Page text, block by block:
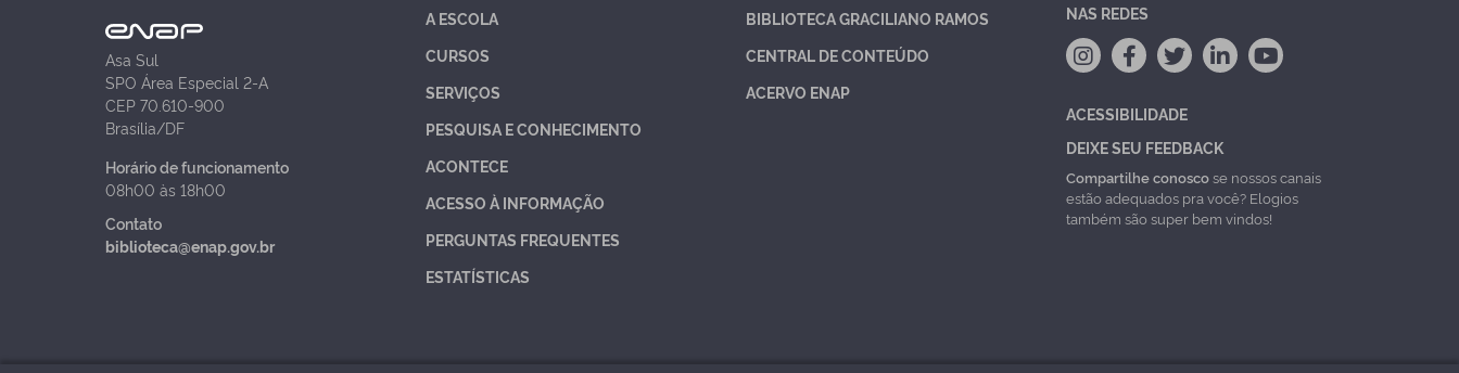
Asa Sul
SPO Área Especial 2-A
CEP 70.610-900
Brasília/DF
Horário de funcionamento
08h00 às 18h00
Contato
biblioteca@enap.gov.br
A ESCOLA
CURSOS
SERVIÇOS
PESQUISA E CONHECIMENTO
ACONTECE
ACESSO À INFORMAÇÃO
PERGUNTAS FREQUENTES
ESTATÍSTICAS
BIBLIOTECA GRACILIANO RAMOS
CENTRAL DE CONTEÚDO
ACERVO ENAP
NAS REDES
ACESSIBILIDADE
DEIXE SEU FEEDBACK
Compartilhe conosco se nossos canais
estão adequados pra você? Elogios
também são super bem vindos!